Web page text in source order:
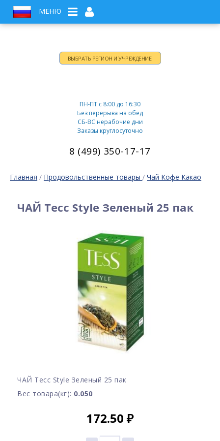
МЕНЮ
ВЫБРАТЬ РЕГИОН И УЧРЕЖДЕНИЕ!
ПН-ПТ c 8:00 до 16:30
Без перерыва на обед
СБ-ВС нерабочие дни
Заказы круглосуточно
8 (499) 350-17-17
Главная / Продовольственные товары / Чай Кофе Какао
ЧАЙ Тесс Style Зеленый 25 пак
ЧАЙ Тесс Style Зеленый 25 пак
Вес товара(кг): 0.050
172.50 ₽